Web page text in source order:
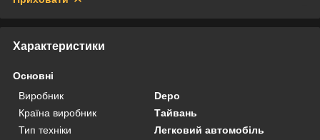
Характеристики
Основні
Виробник
Depo
Країна виробник
Тайвань
Тип техніки
Легковий автомобіль